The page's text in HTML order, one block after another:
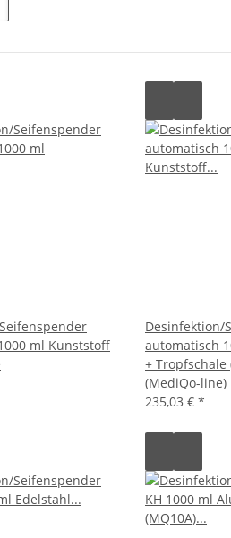
ml Kunststoff
Desinfektion/
automatisch
+ Tropfschale
(MediQo-line)
235,03 € *